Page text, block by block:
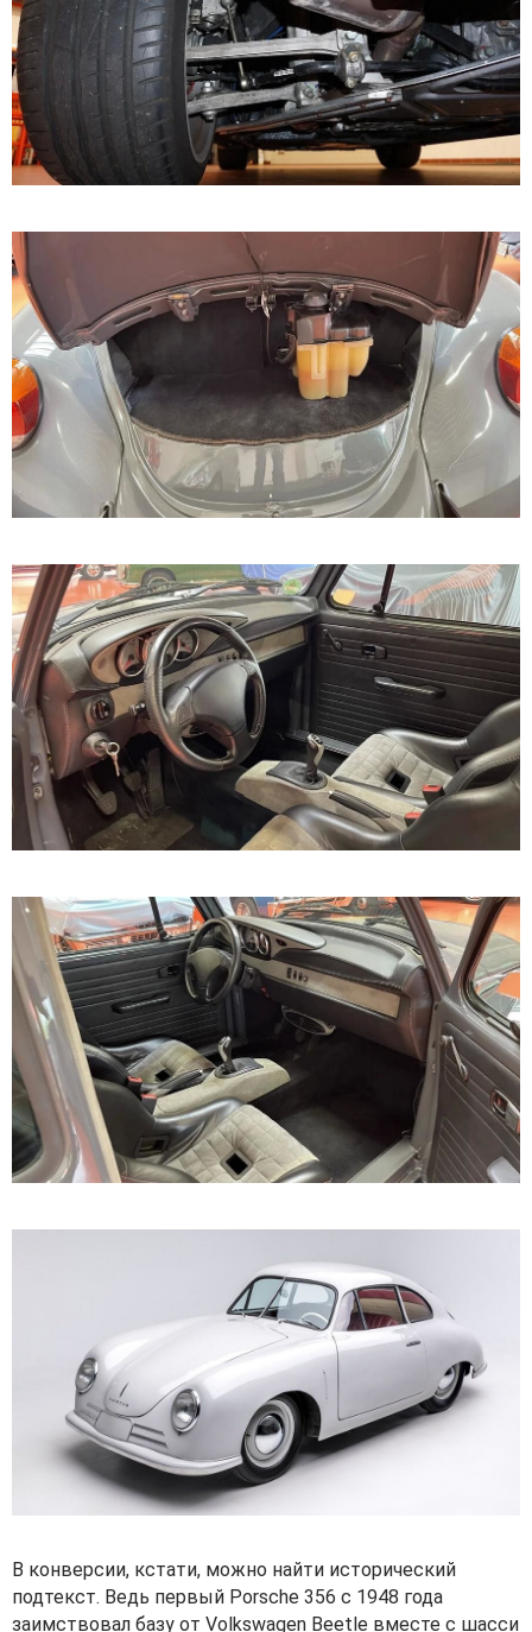
В конверсии, кстати, можно найти исторический
подтекст. Ведь первый Porsche 356 с 1948 года
заимствовал базу от Volkswagen Beetle вместе с шасси